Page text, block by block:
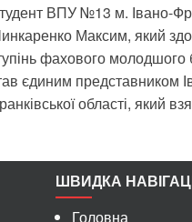
ВПУ №13 м. Івано-
Максим, який
фахового молодшого
єдиним представником
області, який
ШВИДКА
Головна